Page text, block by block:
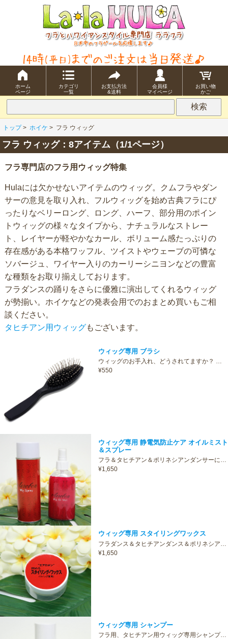
ホーム
ページ
カテゴリ
一覧
お支払方法
&送料
会員様
マイページ
お買い物
かご
トップ> ホイケ > フラ ウィッグ
フラ ウィッグ：8アイテム（1/1ページ）
フラ専門店のフラ用ウィッグ特集
Hulaには欠かせないアイテムのウィッグ。クムフラやダン
サーの意見を取り入れ、フルウィッグを始め古典フラにぴ
ったりなベリーロング、ロング、ハーフ、部分用のポイン
トウィッグの様々なタイプから、ナチュラルなストレー
ト、レイヤーが軽やかなカール、ボリューム感たっぷりの
存在感がある本格ワッフル、ツイストやウェーブの可憐な
ソバージュ、ワイヤー入りのカーリーシニヨンなどの豊富
な種類をお取り揃えしております。
フラダンスの踊りをさらに優雅に演出してくれるウィッグ
が勢揃い。ホイケなどの発表会用でのおまとめ買いもご相
談ください。
タヒチアン用ウィッグもございます。
ウィッグ専用 ブラシ
ウィッグのお手入れ、どうされてますか？ …
¥550
ウィッグ専用 静電気防止ケア オイルミスト
＆スプレー
フラ＆タヒチアン＆ポリネシアンダンサーに…
¥1,650
ウィッグ専用 スタイリングワックス
フラダンス＆タヒチアンダンス＆ポリネシア…
¥1,650
ウィッグ専用 シャンプー
フラ用、タヒチアン用ウィッグ専用シャンプ…